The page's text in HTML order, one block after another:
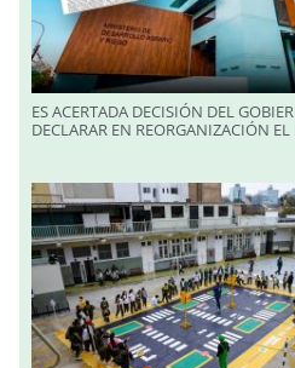
ES ACERTADA DECISIÓN DEL
DECLARAR EN REORGANIZACIÓN